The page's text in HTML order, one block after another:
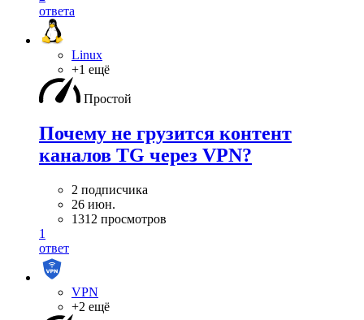
ответа
Linux
+1 ещё
Простой
Почему не грузится контент
каналов TG через VPN?
2 подписчика
26 июн.
1312 просмотров
1
ответ
VPN
+2 ещё